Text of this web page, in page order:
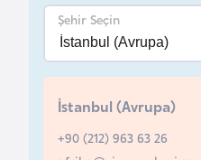
Şehir Seçin
İstanbul (Avrupa)
+90 (212) 963 63 26
a
y
c
a
n